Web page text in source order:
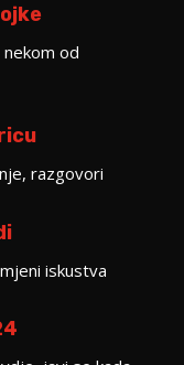
od
razgovori
iskustva